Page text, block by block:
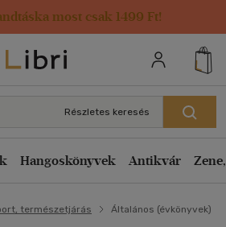
most csak 1499 Ft!
Kártya adatai
Részletes keresés
Hangoskönyvek Antikvár
természetjárás Általános (évkönyvek)